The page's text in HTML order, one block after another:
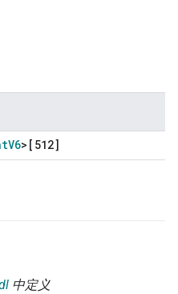
V6>[512]
中定义